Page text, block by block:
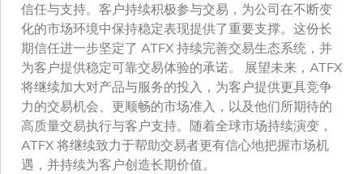
信任与支持。客户持续积极参与交易，为公司在不断变
化的市场环境中保持稳定表现提供了重要支撑。这份长
期信任进一步坚定了 ATFX 持续完善交易生态系统，并
为客户提供稳定可靠交易体验的承诺。 展望未来，ATFX
将继续加大对产品与服务的投入，为客户提供更具竞争
力的交易机会、更顺畅的市场准入，以及他们所期待的
高质量交易执行与客户支持。随着全球市场持续演变，
ATFX 将继续致力于帮助交易者更有信心地把握市场机
遇，并持续为客户创造长期价值。